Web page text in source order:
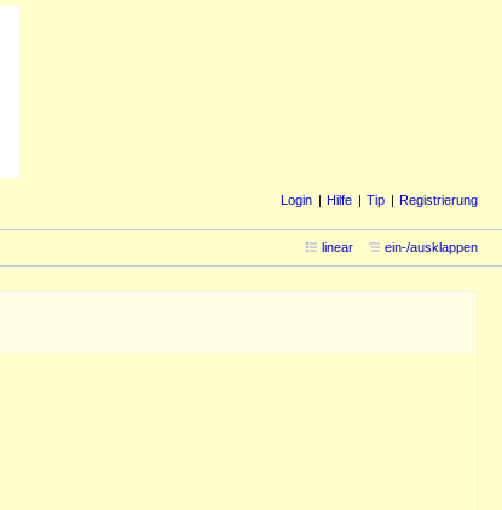
Login Hilfe Tip Registrierung
linear ein-/ausklappen